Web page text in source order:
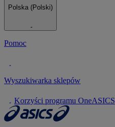
Polska (Polski)
Pomoc
Wyszukiwarka sklepów
Korzyści programu OneASICS